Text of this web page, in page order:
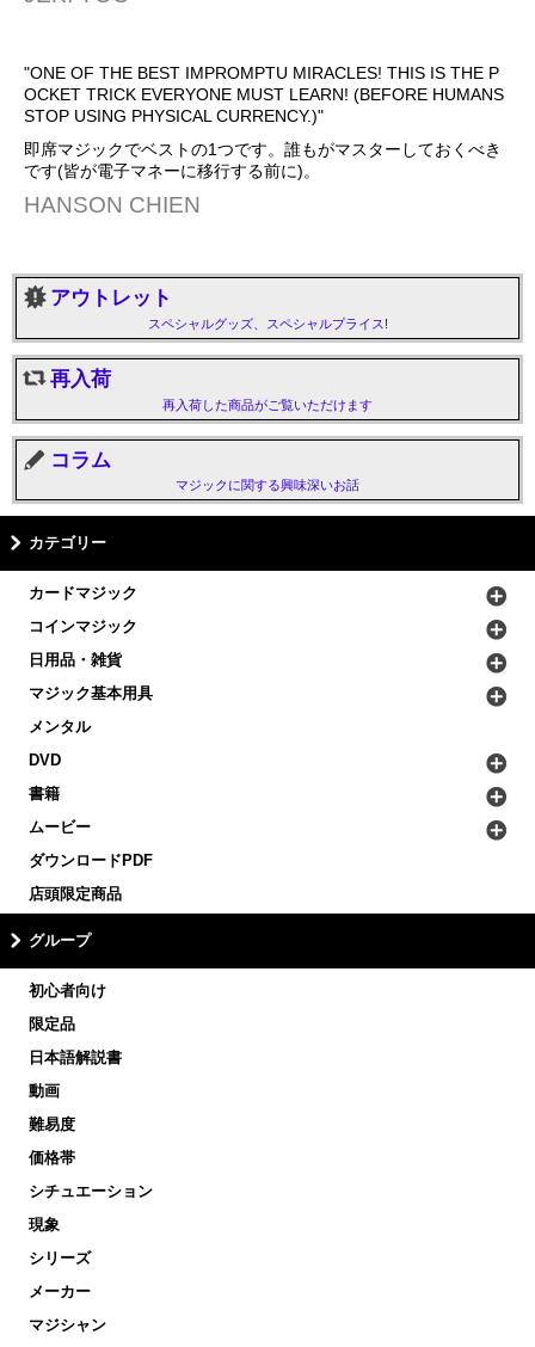
"ONE OF THE BEST IMPROMPTU MIRACLES! THIS IS THE P
OCKET TRICK EVERYONE MUST LEARN! (BEFORE HUMANS
STOP USING PHYSICAL CURRENCY.)"
即席マジックでベストの1つです。誰もがマスターしておくべき
です(皆が電子マネーに移行する前に)。
HANSON CHIEN
アウトレット
スペシャルグッズ、スペシャルプライス!
再入荷
再入荷した商品がご覧いただけます
コラム
マジックに関する興味深いお話
カテゴリー
カードマジック
コインマジック
日用品・雑貨
マジック基本用具
メンタル
DVD
書籍
ムービー
ダウンロードPDF
店頭限定商品
グループ
初心者向け
限定品
日本語解説書
動画
難易度
価格帯
シチュエーション
現象
シリーズ
メーカー
マジシャン